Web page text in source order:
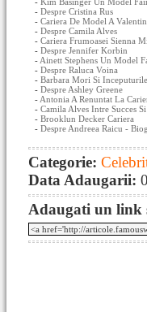
- Despre Cristina Rus
- Cariera De Model A
- Despre Camila Alves
- Cariera Frumoasei Sienna
- Despre Jennifer Korbin
- Ainett Stephens Un Model
- Despre Raluca Voina
- Barbara Mori Si
- Despre Ashley Greene
- Antonia A Renuntat La
- Camila Alves Intre Succes
- Brooklun Decker Cariera
- Despre Andreea Raicu -
Categorie:
Data Adaugarii:
Adaugati un link